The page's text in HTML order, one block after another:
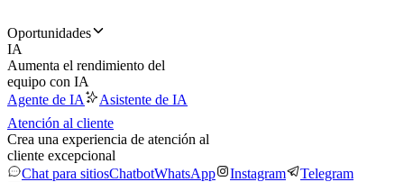
Oportunidades
IA
Aumenta el rendimiento del
equipo con IA
Agente de IA
Asistente de IA
Atención al cliente
Crea una experiencia de atención al
cliente excepcional
Chat para sitiosChatbotWhatsApp Instagram Telegram